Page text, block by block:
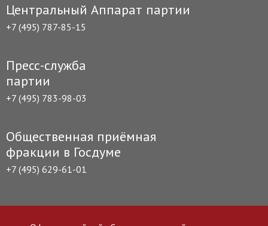
Центральный Аппарат партии
+7 (495) 787-85-15
Пресс-служба
партии
+7 (495) 783-98-03
Общественная приёмная
фракции в Госдуме
+7 (495) 629-61-01